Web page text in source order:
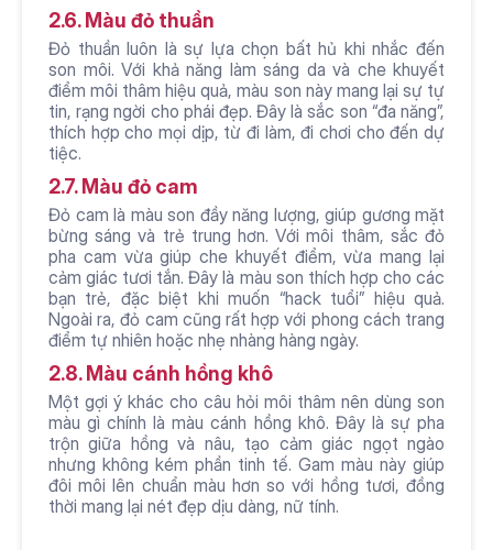
2.6. Màu đỏ thuần
Đỏ thuần luôn là sự lựa chọn bất hủ khi nhắc đến
son môi. Với khả năng làm sáng da và che khuyết
điểm môi thâm hiệu quả, màu son này mang lại sự tự
tin, rạng ngời cho phái đẹp. Đây là sắc son “đa năng”,
thích hợp cho mọi dịp, từ đi làm, đi chơi cho đến dự
tiệc.
2.7. Màu đỏ cam
Đỏ cam là màu son đầy năng lượng, giúp gương mặt
bừng sáng và trẻ trung hơn. Với môi thâm, sắc đỏ
pha cam vừa giúp che khuyết điểm, vừa mang lại
cảm giác tươi tắn. Đây là màu son thích hợp cho các
bạn trẻ, đặc biệt khi muốn “hack tuổi” hiệu quả.
Ngoài ra, đỏ cam cũng rất hợp với phong cách trang
điểm tự nhiên hoặc nhẹ nhàng hàng ngày.
2.8. Màu cánh hồng khô
Một gợi ý khác cho câu hỏi môi thâm nên dùng son
màu gì chính là màu cánh hồng khô. Đây là sự pha
trộn giữa hồng và nâu, tạo cảm giác ngọt ngào
nhưng không kém phần tinh tế. Gam màu này giúp
đôi môi lên chuẩn màu hơn so với hồng tươi, đồng
thời mang lại nét đẹp dịu dàng, nữ tính.